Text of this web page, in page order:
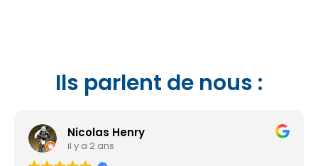
Ils parlent de nous :
Nicolas Henry
il y a 2 ans